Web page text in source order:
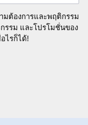
มต้องการและพฤติกรรม
รรม และโปรโมชั่นของ
ไรก็ได้!